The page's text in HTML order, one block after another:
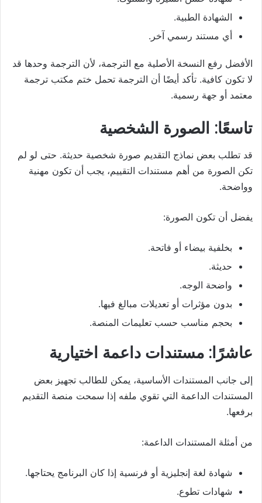
الشهادة الطبية.
أي مستند رسمي آخر.
الأفضل رفع النسخة الأصلية مع الترجمة، لأن الترجمة وحدها قد
لا تكون كافية. تأكد أيضًا أن الترجمة تحمل ختم مكتب ترجمة
معتمد أو جهة رسمية.
تاسعًا: الصورة الشخصية
قد تطلب بعض نماذج التقديم صورة شخصية حديثة. حتى لو لم
تكن الصورة من أهم مستندات التقييم، يجب أن تكون مهنية
وواضحة.
يفضل أن تكون الصورة:
بخلفية بيضاء أو فاتحة.
حديثة.
واضحة الوجه.
بدون مؤثرات أو تعديلات مبالغ فيها.
بحجم مناسب حسب تعليمات المنصة.
عاشرًا: مستندات داعمة اختيارية
إلى جانب المستندات الأساسية، يمكن للطالب تجهيز بعض
المستندات الداعمة التي تقوي ملفه إذا سمحت منصة التقديم
برفعها.
من أمثلة المستندات الداعمة:
شهادة لغة إنجليزية أو فرنسية إذا كان البرنامج يحتاجها.
شهادات تطوع.